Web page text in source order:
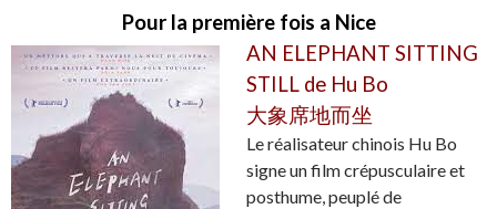
Pour la première fois a Nice
AN ELEPHANT SITTING
STILL de Hu Bo
大象席地而坐
Le réalisateur chinois Hu Bo
signe un film crépusculaire et
posthume, peuplé de